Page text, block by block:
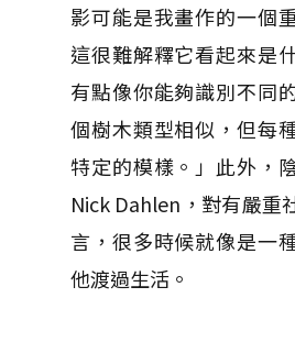
影可能是我畫作的一個
這很難解釋它看起來是
有點像你能夠識別不同
個樹木類型相似，但每
特定的模樣。」此外，
Nick Dahlen，對有嚴重
言，很多時候就像是一
他渡過生活。